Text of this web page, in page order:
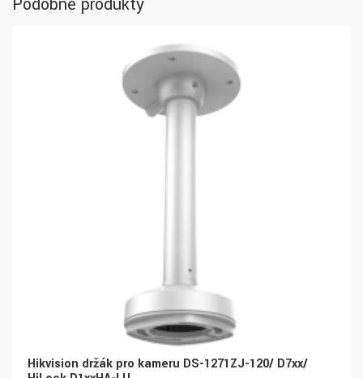
Hikvision držák pro kameru DS-1271ZJ-120/ D7xx/